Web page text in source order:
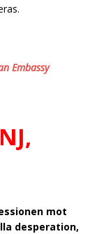
Embassy
mot
desperation,